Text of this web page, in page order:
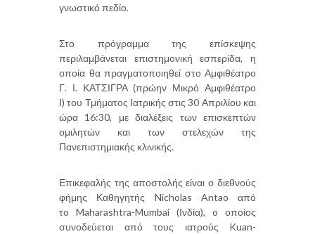
γνωστικό πεδίο.
Στο πρόγραμμα της επίσκεψης
περιλαμβάνεται επιστημονική εσπερίδα, η
οποία θα πραγματοποιηθεί στο Αμφιθέατρο
Γ. Ι. ΚΑΤΣΙΓΡΑ (πρώην Μικρό Αμφιθέατρο
Ι) του Τμήματος Ιατρικής στις 30 Απριλίου και
ώρα 16:30, με διαλέξεις των επισκεπτών
ομιλητών και των στελεχών της
Πανεπιστημιακής κλινικής.
Επικεφαλής της αποστολής είναι ο διεθνούς
φήμης Καθηγητής Nicholas Antao από
το Maharashtra-Mumbai (Ινδία), o οποίος
συνοδεύεται από τους ιατρούς Kuan-